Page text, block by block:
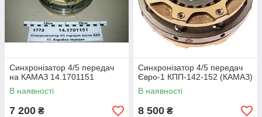
Синхронізатор 4/5 передач
на КАМАЗ 14.1701151
В наявності
7 200 ₴
Синхронізатор 4/5 передач
Євро-1 КПП-142-152 (КАМАЗ)
В наявності
8 500 ₴